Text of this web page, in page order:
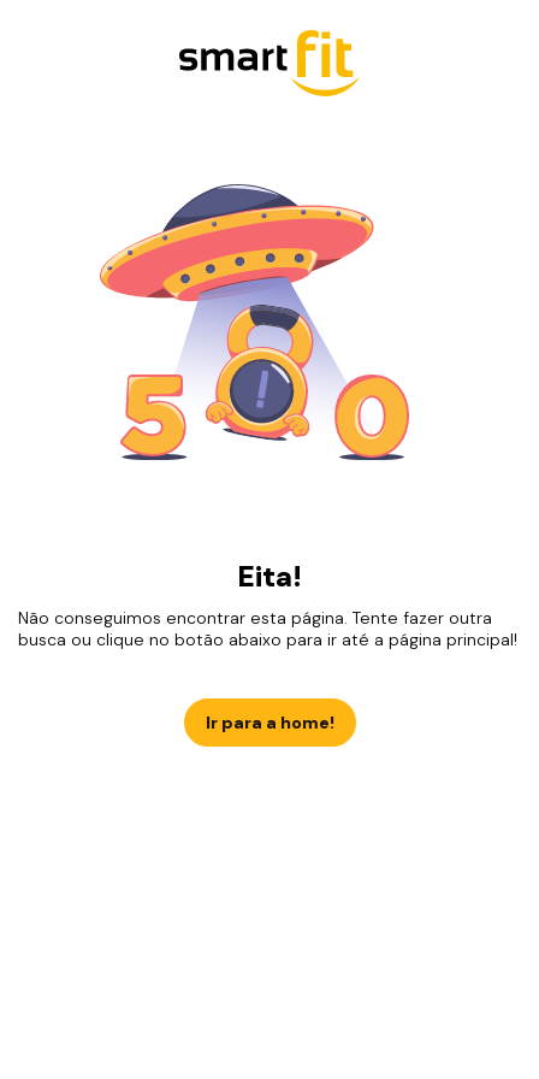
Eita!
Não conseguimos encontrar esta página. Tente fazer outra
busca ou clique no botão abaixo para ir até a página principal!
Ir para a home!